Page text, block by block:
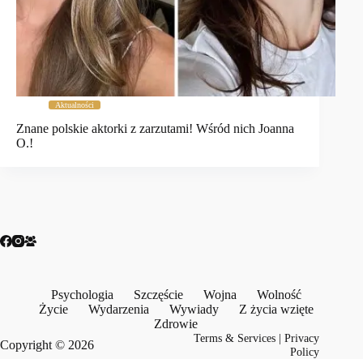
Aktualności
Znane polskie aktorki z zarzutami! Wśród nich Joanna
O.!
Psychologia Szczęście Wojna
Wolność
Życie
Wydarzenia Wywiady
Z życia wzięte
Zdrowie
Copyright © 2026
Terms & Services |Privacy
Policy